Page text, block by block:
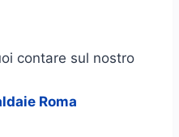
contare sul nostro
Roma